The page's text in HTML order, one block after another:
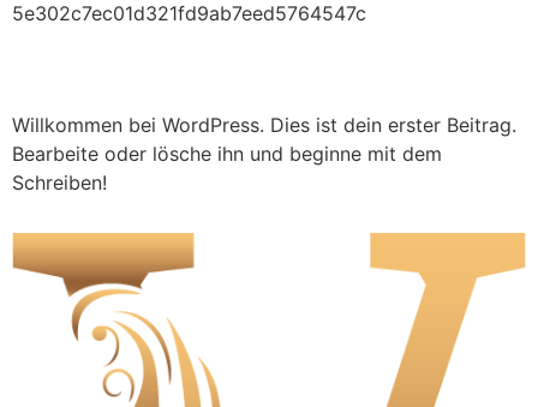
5e302c7ec01d321fd9ab7eed5764547c
Willkommen bei WordPress. Dies ist dein erster Beitrag.
Bearbeite oder lösche ihn und beginne mit dem
Schreiben!